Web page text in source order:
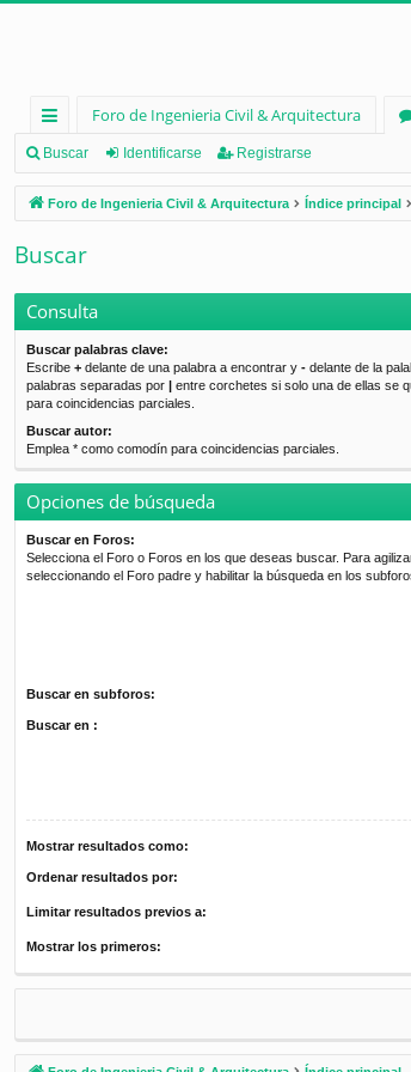
nl
ac
es
rá
pi
d
os
Foro de Ingenieria Civil & Arquitectura
Buscar Identificarse Registrarse
Foro de Ingenieria Civil & Arquitectura Índice principal
Buscar
Consulta
Buscar palabras clave:
Escribe + delante de una palabra a encontrar y - delante de la
palabras separadas por | entre corchetes si solo una de ellas se
para coincidencias parciales.
Buscar autor:
Emplea * como comodín para coincidencias parciales.
Opciones de búsqueda
Buscar en Foros:
Selecciona el Foro o Foros en los que deseas buscar. Para
seleccionando el Foro padre y habilitar la búsqueda en los
Buscar en subforos:
Buscar en :
Mostrar resultados como:
Ordenar resultados por:
Limitar resultados previos a:
Mostrar los primeros: